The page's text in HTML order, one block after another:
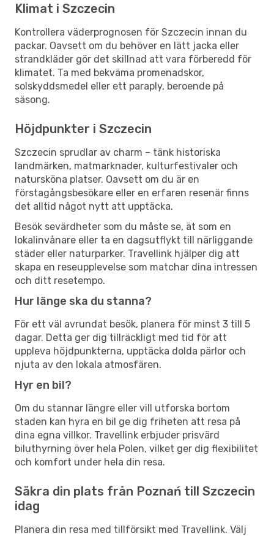
Klimat i Szczecin
Kontrollera väderprognosen för Szczecin innan du
packar. Oavsett om du behöver en lätt jacka eller
strandkläder gör det skillnad att vara förberedd för
klimatet. Ta med bekväma promenadskor,
solskyddsmedel eller ett paraply, beroende på
säsong.
Höjdpunkter i Szczecin
Szczecin sprudlar av charm – tänk historiska
landmärken, matmarknader, kulturfestivaler och
natursköna platser. Oavsett om du är en
förstagångsbesökare eller en erfaren resenär finns
det alltid något nytt att upptäcka.
Besök sevärdheter som du måste se, ät som en
lokalinvånare eller ta en dagsutflykt till närliggande
städer eller naturparker. Travellink hjälper dig att
skapa en reseupplevelse som matchar dina intressen
och ditt resetempo.
Hur länge ska du stanna?
För ett väl avrundat besök, planera för minst 3 till 5
dagar. Detta ger dig tillräckligt med tid för att
uppleva höjdpunkterna, upptäcka dolda pärlor och
njuta av den lokala atmosfären.
Hyr en bil?
Om du stannar längre eller vill utforska bortom
staden kan hyra en bil ge dig friheten att resa på
dina egna villkor. Travellink erbjuder prisvärd
biluthyrning över hela Polen, vilket ger dig flexibilitet
och komfort under hela din resa.
Säkra din plats från Poznań till Szczecin
idag
Planera din resa med tillförsikt med Travellink. Välj